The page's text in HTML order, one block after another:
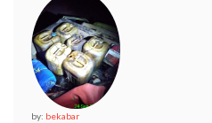
by: bekabar